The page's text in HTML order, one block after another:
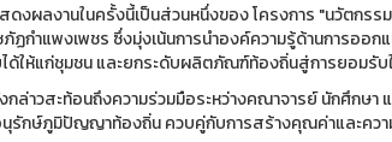
ดงผลงานในครั้งนี้เป็นส่วนหนึ่งของ โครงการ "นวัตก
ภัฏกำแพงเพชร ซึ่งมุ่งเน้นการนำองค์ความรู้ด้านการอ
ด้ให้แก่ชุมชน และยกระดับผลิตภัณฑ์ท้องถิ่นสู่การยอมรับ
กล่าวสะท้อนถึงความร่วมมือระหว่างคณาจารย์ นักศึก
รักษ์ภูมิปัญญาท้องถิ่น ควบคู่กับการสร้างคุณค่าและควา